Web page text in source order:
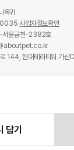
담기
옥귀
사업자정보확인
서울금천-2382호
로 144, 현대테라타워 가